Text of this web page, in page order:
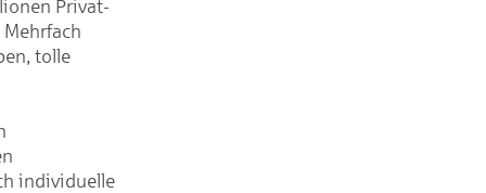
Privat-
tolle
individuelle